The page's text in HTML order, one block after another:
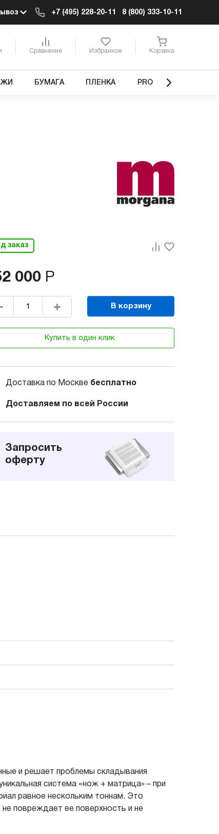
+7 (495) 228-20-11 8 (800) 333-10-11
Сравнение Избранное Корзина
БУМАГА ПЛЕНКА PRO
заказ
000 Р
В корзину
Купить в один клик
Доставка по Москве бесплатно
Доставляем по всей России
Запросить
оферту
и решает проблемы складывания
система «нож + матрица» – при
равное нескольким тоннам. Это
повреждает ее поверхность и не